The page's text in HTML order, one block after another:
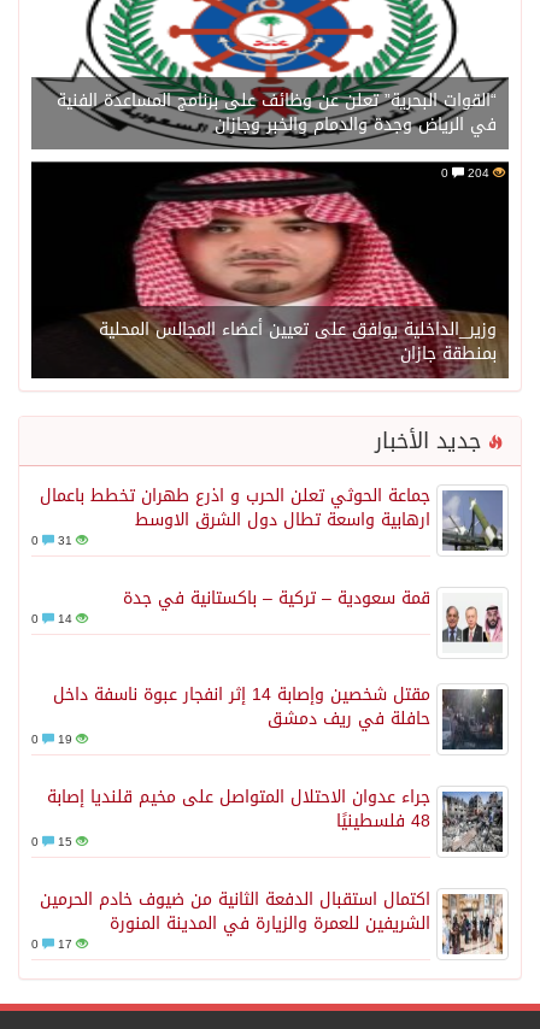
“القوات البحرية” تعلن عن وظائف على برنامج المساعدة الفنية
في الرياض وجدة والدمام والخبر وجازان
204
وزير_الداخلية يوافق على تعيين أعضاء المجالس المحلية
بمنطقة جازان
جديد الأخبار
جماعة الحوثي تعلن الحرب و اذرع طهران تخطط باعمال
ارهابية واسعة تطال دول الشرق الاوسط
31
قمة سعودية – تركية – باكستانية في جدة
14
مقتل شخصين وإصابة 14 إثر انفجار عبوة ناسفة داخل
حافلة في ريف دمشق
19
جراء عدوان الاحتلال المتواصل على مخيم قلنديا إصابة
48 فلسطينيًا
15
اكتمال استقبال الدفعة الثانية من ضيوف خادم الحرمين
الشريفين للعمرة والزيارة في المدينة المنورة
17